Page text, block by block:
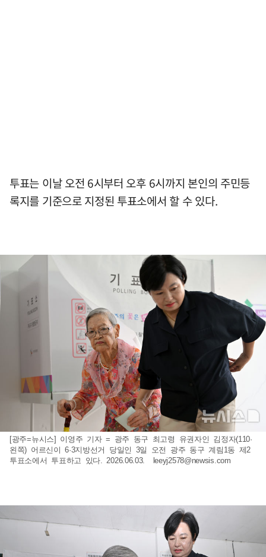
투표는 이날 오전 6시부터 오후 6시까지 본인의 주민등
록지를 기준으로 지정된 투표소에서 할 수 있다.
[광주=뉴시스] 이영주 기자 = 광주 동구 최고령 유권자인 김정자(110·
왼쪽) 어르신이 6·3지방선거 당일인 3일 오전 광주 동구 계림1동 제2
투표소에서 투표하고 있다. 2026.06.03.
leeyj2578@newsis.com